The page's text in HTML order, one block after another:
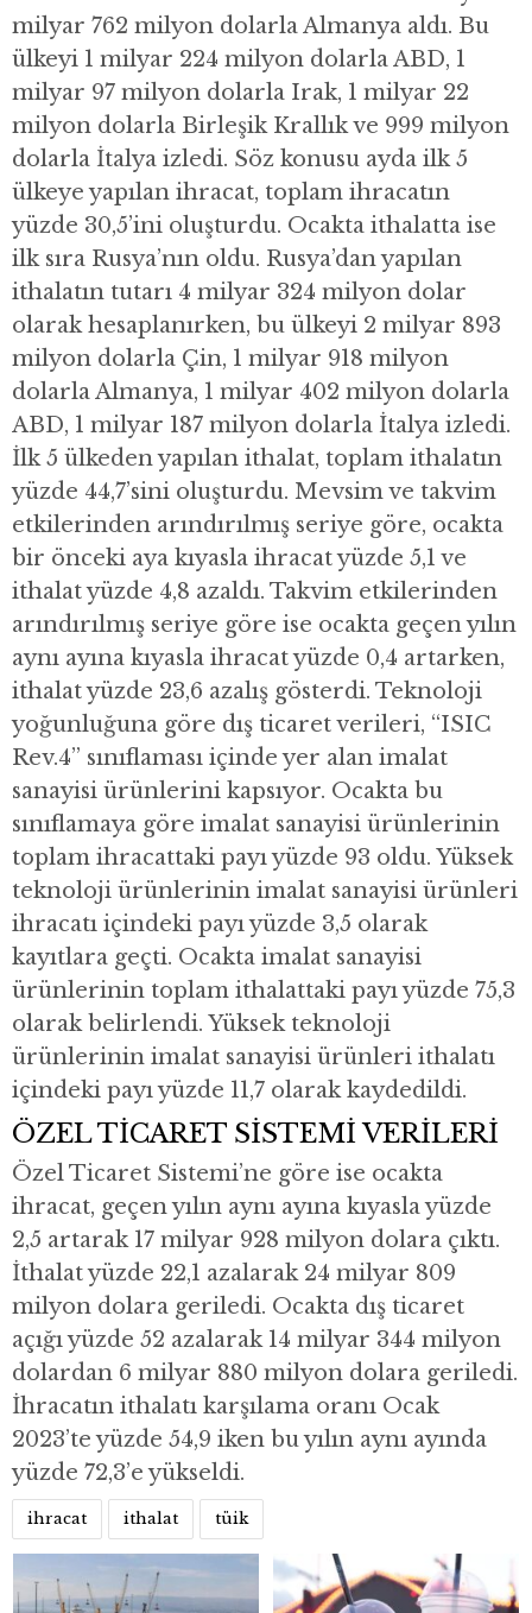
milyar 762 milyon dolarla Almanya aldı. Bu
ülkeyi 1 milyar 224 milyon dolarla ABD, 1
milyar 97 milyon dolarla Irak, 1 milyar 22
milyon dolarla Birleşik Krallık ve 999 milyon
dolarla İtalya izledi. Söz konusu ayda ilk 5
ülkeye yapılan ihracat, toplam ihracatın
yüzde 30,5’ini oluşturdu. Ocakta ithalatta ise
ilk sıra Rusya’nın oldu. Rusya’dan yapılan
ithalatın tutarı 4 milyar 324 milyon dolar
olarak hesaplanırken, bu ülkeyi 2 milyar 893
milyon dolarla Çin, 1 milyar 918 milyon
dolarla Almanya, 1 milyar 402 milyon dolarla
ABD, 1 milyar 187 milyon dolarla İtalya izledi.
İlk 5 ülkeden yapılan ithalat, toplam ithalatın
yüzde 44,7’sini oluşturdu. Mevsim ve takvim
etkilerinden arındırılmış seriye göre, ocakta
bir önceki aya kıyasla ihracat yüzde 5,1 ve
ithalat yüzde 4,8 azaldı. Takvim etkilerinden
arındırılmış seriye göre ise ocakta geçen yılın
aynı ayına kıyasla ihracat yüzde 0,4 artarken,
ithalat yüzde 23,6 azalış gösterdi. Teknoloji
yoğunluğuna göre dış ticaret verileri, “ISIC
Rev.4” sınıflaması içinde yer alan imalat
sanayisi ürünlerini kapsıyor. Ocakta bu
sınıflamaya göre imalat sanayisi ürünlerinin
toplam ihracattaki payı yüzde 93 oldu. Yüksek
teknoloji ürünlerinin imalat sanayisi ürünleri
ihracatı içindeki payı yüzde 3,5 olarak
kayıtlara geçti. Ocakta imalat sanayisi
ürünlerinin toplam ithalattaki payı yüzde 75,3
olarak belirlendi. Yüksek teknoloji
ürünlerinin imalat sanayisi ürünleri ithalatı
içindeki payı yüzde 11,7 olarak kaydedildi.
ÖZEL TİCARET SİSTEMİ VERİLERİ
Özel Ticaret Sistemi’ne göre ise ocakta
ihracat, geçen yılın aynı ayına kıyasla yüzde
2,5 artarak 17 milyar 928 milyon dolara çıktı.
İthalat yüzde 22,1 azalarak 24 milyar 809
milyon dolara geriledi. Ocakta dış ticaret
açığı yüzde 52 azalarak 14 milyar 344 milyon
dolardan 6 milyar 880 milyon dolara geriledi.
İhracatın ithalatı karşılama oranı Ocak
2023’te yüzde 54,9 iken bu yılın aynı ayında
yüzde 72,3’e yükseldi.
ihracat ithalat tüik